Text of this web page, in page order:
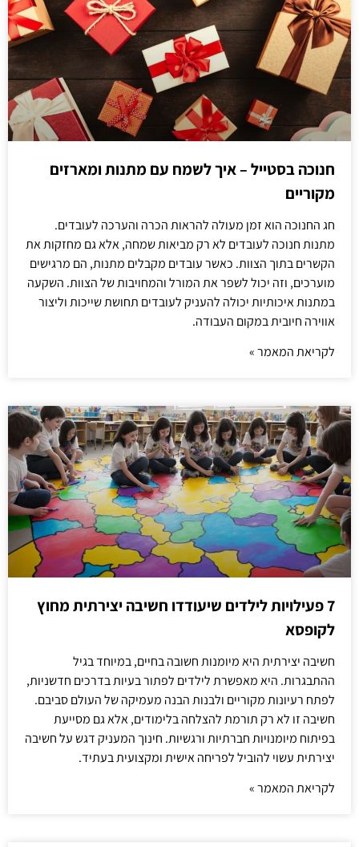
חנוכה בסטייל – איך לשמח עם מתנות ומארזים
מקוריים
חג החנוכה הוא זמן מעולה להראות הכרה והערכה לעובדים.
מתנות חנוכה לעובדים לא רק מביאות שמחה, אלא גם מחזקות את
הקשרים בתוך הצוות. כאשר עובדים מקבלים מתנות, הם מרגישים
מוערכים, וזה יכול לשפר את המורל והמחויבות של הצוות. השקעה
במתנות איכותיות יכולה להעניק לעובדים תחושת שייכות וליצור
אווירה חיובית במקום העבודה.
לקריאת המאמר »
7 פעילויות לילדים שיעודדו חשיבה יצירתית מחוץ
לקופסא
חשיבה יצירתית היא מיומנות חשובה בחיים, במיוחד בגיל
ההתבגרות. היא מאפשרת לילדים לפתור בעיות בדרכים חדשניות,
לפתח רעיונות מקוריים ולבנות הבנה מעמיקה של העולם סביבם.
חשיבה זו לא רק תורמת להצלחה בלימודים, אלא גם מסייעת
בפיתוח מיומנויות חברתיות ורגשיות. חינוך המעניק דגש על חשיבה
יצירתית עשוי להוביל לפריחה אישית ומקצועית בעתיד.
לקריאת המאמר »